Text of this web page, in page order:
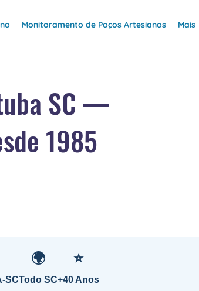
Monitoramento de Poços Artesianos Mais
SC —
1985
SC
🌍
Todo SC
⭐
+40 Anos